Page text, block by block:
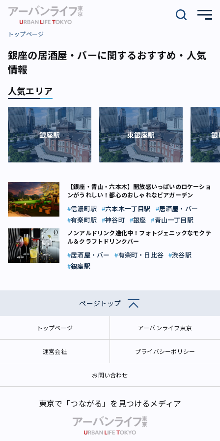
トップページ
銀座の居酒屋・バーに関するおすすめ・人気
情報
人気エリア
銀座駅 東銀座駅 銀
【銀座・青山・六本木】開放感いっぱいのロケーショ
ンがうれしい！都心のおしゃれなビアガーデン
信濃町駅 六本木一丁目駅
居酒屋・バー
有楽町駅
神谷町 銀座 青山一丁目駅
ノンアルドリンク進化中！フォトジェニックなモクテ
ル＆クラフトドリンクバー
居酒屋・バー 有楽町・日比谷
渋谷駅
銀座駅
ページトップ
トップページ アーバンライフ東京
運営会社 プライバシーポリシー
お問い合わせ
東京で「つながる」を見つけるメディア